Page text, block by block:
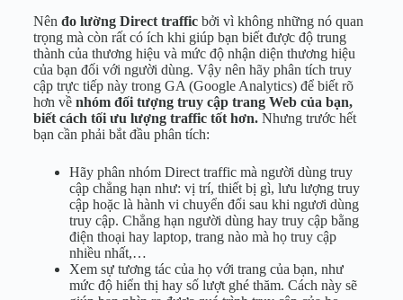
Nên đo lường Direct trafficbởi vì không những nó quan
trọng mà còn rất có ích khi giúp bạn biết được độ trung
thành của thương hiệu và mức độ nhận diện thương hiệu
của bạn đối với người dùng. Vậy nên hãy phân tích truy
cập trực tiếp này trong GA (Google Analytics) để biết rõ
hơn về nhóm đối tượng truy cập trang Web của bạn,
biết cách tối ưu lượng traffic tốt hơn.Nhưng trước hết
bạn cần phải bắt đầu phân tích:
Hãy phân nhóm Direct traffic mà người dùng truy
cập chẳng hạn như: vị trí, thiết bị gì, lưu lượng truy
cập hoặc là hành vi chuyển đổi sau khi ngươi dùng
truy cập. Chẳng hạn người dùng hay truy cập bằng
điện thoại hay laptop, trang nào mà họ truy cập
nhiều nhất,…
Xem sự tương tác của họ với trang của bạn, như
mức độ hiển thị hay số lượt ghé thăm. Cách này sẽ